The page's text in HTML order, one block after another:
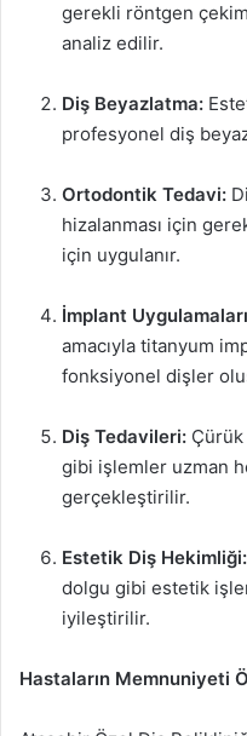
gerekli röntgen
analiz edilir.
Diş Beyazlatma:
profesyonel diş
Ortodontik Tedavi:
hizalanması için
için uygulanır.
İmplant
amacıyla titanyum
fonksiyonel dişler
Diş Tedavileri:
gibi işlemler uzman
gerçekleştirilir.
Estetik Diş Hekimliği:
dolgu gibi estetik
iyileştirilir.
Hastaların Memnuniyeti